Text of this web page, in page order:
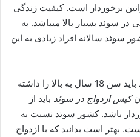
برخوردار است. کیفیت زندگی
در سوئد بسیار بالا میباشد. به
سالانه افراد زیادی به این
شما برای اخذ ویزای ازدواج سوئد باید سن 18 سال به بالا را داشته
کیس ازدواج در سوئد باید از
باشد. کشور سوئد نسبت به
بهتر است بدانید که با ازدواج